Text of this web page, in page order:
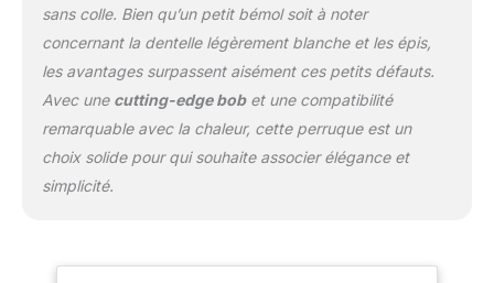
sangles et les peignes
réglables facilitent la
en quelques minutes.
Idéale pour les femmes
actives et en
déplacement ! Installez-
Perruque confortable et
sans colle. Bien qu’un petit bémol soit à noter
concernant la dentelle légèrement blanche et les épis,
les avantages surpassent aisément ces petits défauts.
Avec une cutting-edge bobet une compatibilité
remarquable avec la chaleur, cette perruque est un
choix solide pour qui souhaite associer élégance et
simplicité.